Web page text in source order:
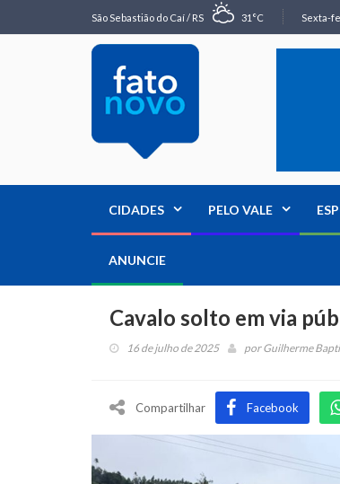
São Sebastião do Caí / RS 31°C Sexta-
CIDADES PELO VALE
ANUNCIE
Cavalo solto em via
16 de julho de 2025 porGuilherme
Compartilhar Facebook